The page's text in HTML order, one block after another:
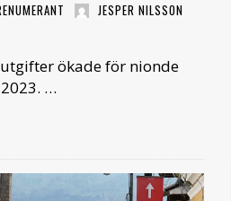
JESPER NILSSON
ökade för nionde
…